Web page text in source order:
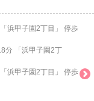
浜甲子園2丁目」 停歩
分 「浜甲子園2丁
浜甲子園2丁目」 停歩